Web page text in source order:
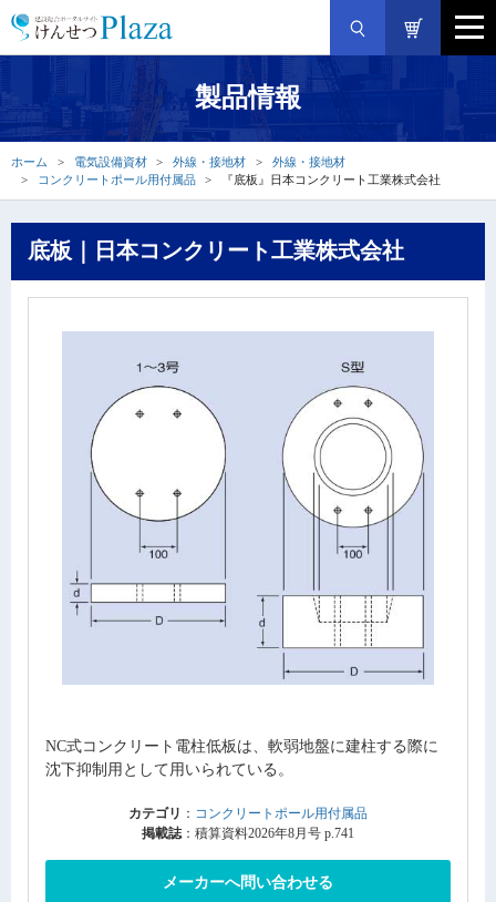
製品情報
ホーム 電気設備資材 外線・接地材
外線・接地材
コンクリートポール用付属品
『底板』日本コンクリート工業株式会社
底板｜日本コンクリート工業株式会社
NC式コンクリート電柱低板は、軟弱地盤に建柱する際に
沈下抑制用として用いられている。
カテゴリ ： コンクリートポール用付属品
掲載誌 ：積算資料2026年8月号 p.741
メーカーへ問い合わせる